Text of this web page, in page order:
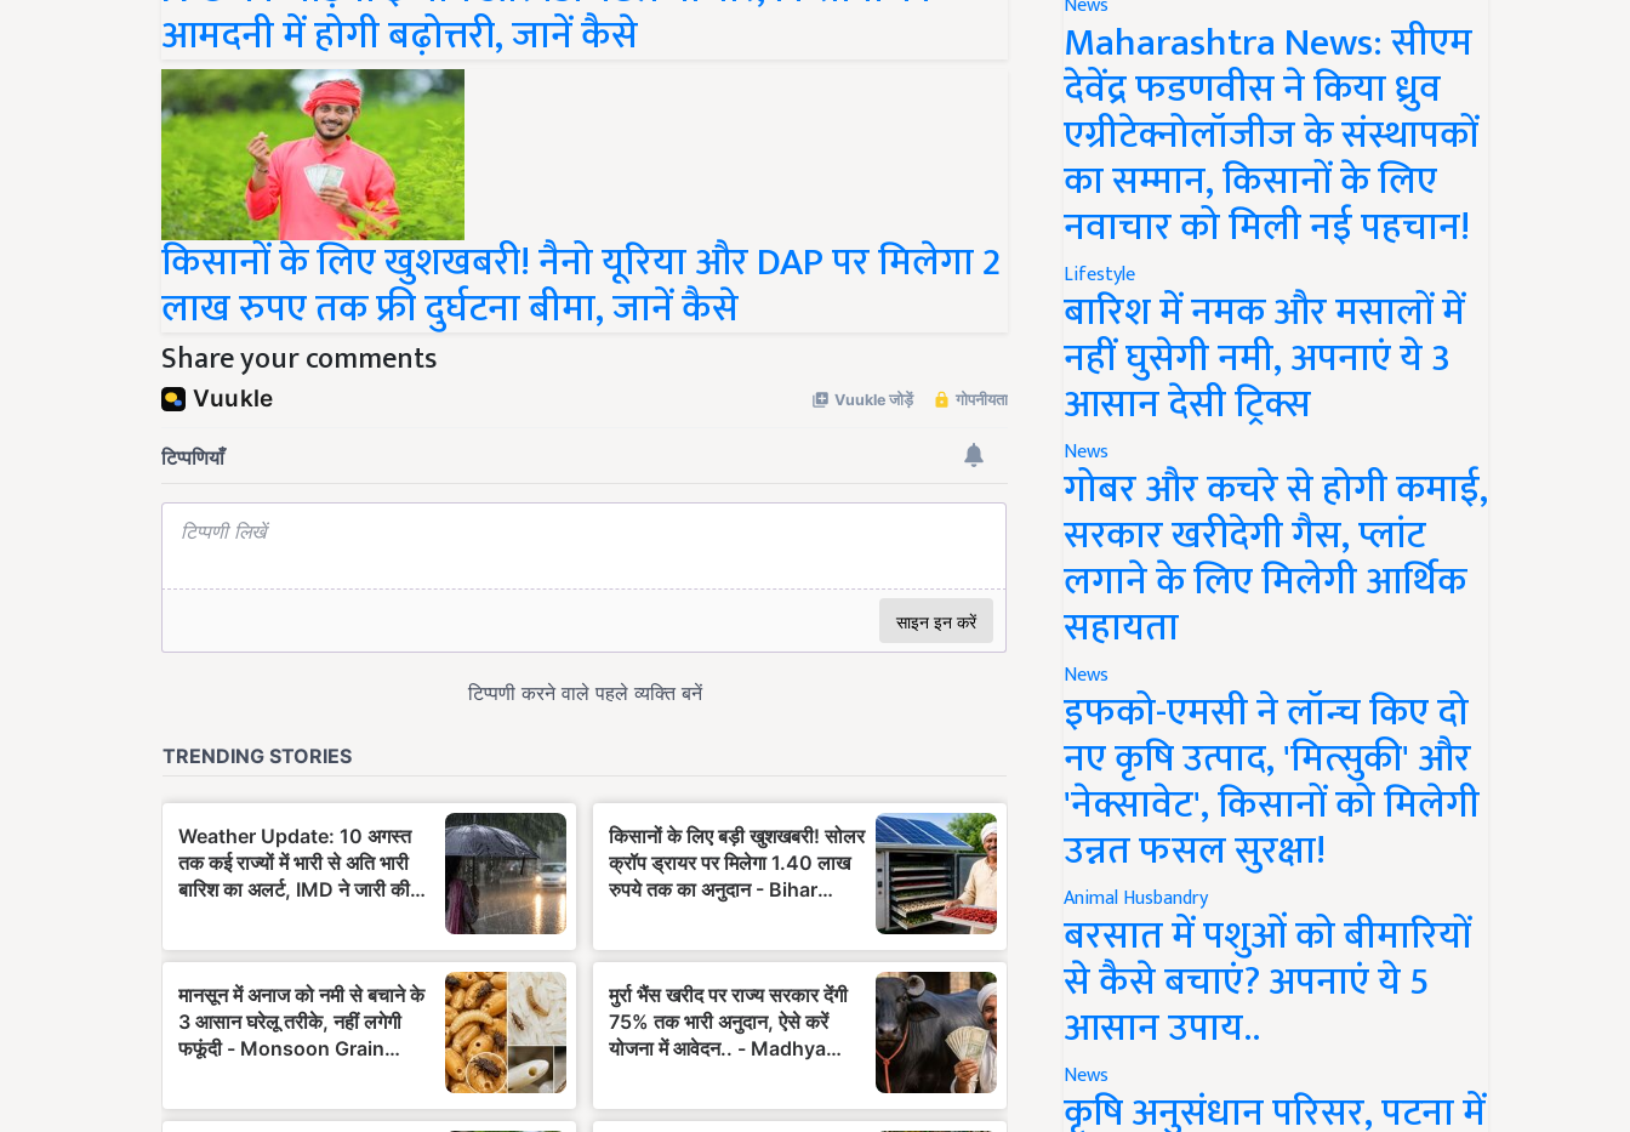
किसानों के लिए खुशखबरी! नैनो यूरिया और DAP पर मिलेगा 2
लाख रुपए तक फ्री दुर्घटना बीमा, जानें कैसे
Share your comments
Maharashtra News: सीएम
देवेंद्र फडणवीस ने किया ध्रुव
एग्रीटेक्नोलॉजीज के संस्थापकों
का सम्मान, किसानों के लिए
नवाचार को मिली नई पहचान!
Lifestyle
बारिश में नमक और मसालों में
नहीं घुसेगी नमी, अपनाएं ये 3
आसान देसी ट्रिक्स
News
गोबर और कचरे से होगी कमाई,
सरकार खरीदेगी गैस, प्लांट
लगाने के लिए मिलेगी आर्थिक
सहायता
News
इफको-एमसी ने लॉन्च किए दो
नए कृषि उत्पाद, 'मित्सुकी' और
'नेक्सावेट', किसानों को मिलेगी
उन्नत फसल सुरक्षा!
Animal Husbandry
बरसात में पशुओं को बीमारियों
से कैसे बचाएं? अपनाएं ये 5
आसान उपाय..
News
कृषि अनुसंधान परिसर, पटना में